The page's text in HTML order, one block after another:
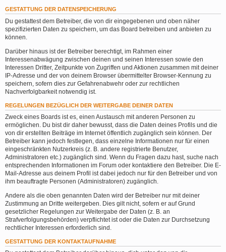
GESTATTUNG DER DATENSPEICHERUNG
Du gestattest dem Betreiber, die von dir eingegebenen und oben näher
spezifizierten Daten zu speichern, um das Board betreiben und anbieten zu
können.
Darüber hinaus ist der Betreiber berechtigt, im Rahmen einer
Interessenabwägung zwischen deinen und seinen Interessen sowie den
Interessen Dritter, Zeitpunkte von Zugriffen und Aktionen zusammen mit deiner
IP-Adresse und der von deinem Browser übermittelter Browser-Kennung zu
speichern, sofern dies zur Gefahrenabwehr oder zur rechtlichen
Nachverfolgbarkeit notwendig ist.
REGELUNGEN BEZÜGLICH DER WEITERGABE DEINER DATEN
Zweck eines Boards ist es, einen Austausch mit anderen Personen zu
ermöglichen. Du bist dir daher bewusst, dass die Daten deines Profils und die
von dir erstellten Beiträge im Internet öffentlich zugänglich sein können. Der
Betreiber kann jedoch festlegen, dass einzelne Informationen nur für einen
eingeschränkten Nutzerkreis (z. B. andere registrierte Benutzer,
Administratoren etc.) zugänglich sind. Wenn du Fragen dazu hast, suche nach
entsprechenden Informationen im Forum oder kontaktiere den Betreiber. Die E-
Mail-Adresse aus deinem Profil ist dabei jedoch nur für den Betreiber und von
ihm beauftragte Personen (Administratoren) zugänglich.
Andere als die oben genannten Daten wird der Betreiber nur mit deiner
Zustimmung an Dritte weitergeben. Dies gilt nicht, sofern er auf Grund
gesetzlicher Regelungen zur Weitergabe der Daten (z. B. an
Strafverfolgungsbehörden) verpflichtet ist oder die Daten zur Durchsetzung
rechtlicher Interessen erforderlich sind.
GESTATTUNG DER KONTAKTAUFNAHME